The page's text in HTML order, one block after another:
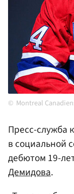
Montreal
Пресс-служба
в социальной
дебютом 19-
Демидова.